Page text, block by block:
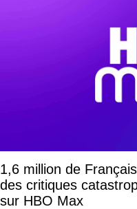
1,6 million de
des critiques
sur HBO Max